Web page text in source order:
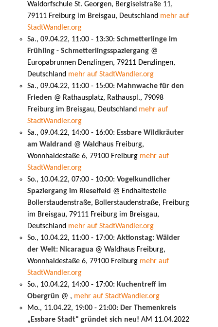
Waldorfschule St. Georgen, Bergiselstraße 11,
79111 Freiburg im Breisgau, Deutschland mehr auf
StadtWandler.org
Sa., 09.04.22, 11:00 - 13:30: Schmetterlinge im
Frühling - Schmetterlingsspaziergang @
Europabrunnen Denzlingen, 79211 Denzlingen,
Deutschland mehr auf StadtWandler.org
Sa., 09.04.22, 11:00 - 15:00: Mahnwache für den
Frieden @ Rathausplatz, Rathauspl., 79098
Freiburg im Breisgau, Deutschland mehr auf
StadtWandler.org
Sa., 09.04.22, 14:00 - 16:00: Essbare Wildkräuter
am Waldrand @ Waldhaus Freiburg,
Wonnhaldestaße 6, 79100 Freiburg mehr auf
StadtWandler.org
So., 10.04.22, 07:00 - 10:00: Vogelkundlicher
Spaziergang im Rieselfeld @ Endhaltestelle
Bollerstaudenstraße, Bollerstaudenstraße, Freiburg
im Breisgau, 79111 Freiburg im Breisgau,
Deutschland mehr auf StadtWandler.org
So., 10.04.22, 11:00 - 17:00: Aktionstag: Wälder
der Welt: Nicaragua @ Waldhaus Freiburg,
Wonnhaldestaße 6, 79100 Freiburg mehr auf
StadtWandler.org
So., 10.04.22, 14:00 - 17:00: Kuchentreff im
Obergrün @ , mehr auf StadtWandler.org
Mo., 11.04.22, 19:00 - 21:00: Der Themenkreis
„Essbare Stadt“ gründet sich neu! AM 11.04.2022